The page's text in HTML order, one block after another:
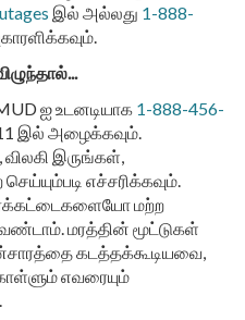
இல் அல்லது 1-888-
ஐ உடனடியாக 1-888-456-
இல் அழைக்கவும்.
விலகி இருங்கள்,
எச்சரிக்கவும்.
மற்ற
மரத்தின் மூட்டுகள்
கடத்தக்கூடியவை,
எவரையும்